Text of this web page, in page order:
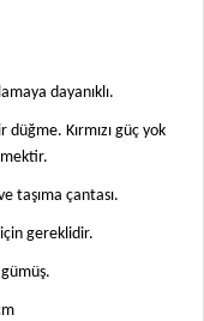
dayanıklı.
Kırmızı güç yok
taşıma çantası.
gereklidir.